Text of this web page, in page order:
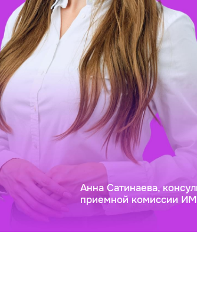
Анна Сатинаева,
приемной комиссии